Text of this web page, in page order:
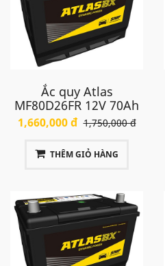
Ắc quy Atlas
MF80D26FR 12V 70Ah
1,660,000 đ 1,750,000 đ
THÊM GIỎ HÀNG